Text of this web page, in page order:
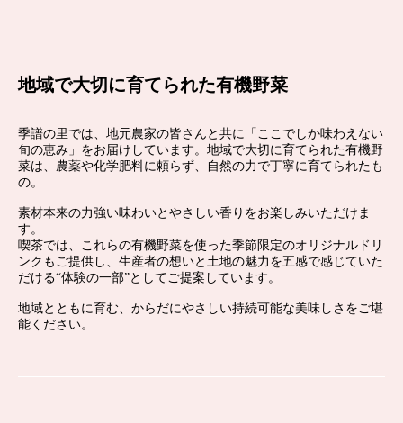
地域で大切に育てられた有機野菜
季譜の里では、地元農家の皆さんと共に「ここでしか味わえない
旬の恵み」をお届けしています。地域で大切に育てられた有機野
菜は、農薬や化学肥料に頼らず、自然の力で丁寧に育てられたも
の。
素材本来の力強い味わいとやさしい香りをお楽しみいただけま
す。
喫茶では、これらの有機野菜を使った季節限定のオリジナルドリ
ンクもご提供し、生産者の想いと土地の魅力を五感で感じていた
だける“体験の一部”としてご提案しています。
地域とともに育む、からだにやさしい持続可能な美味しさをご堪
能ください。